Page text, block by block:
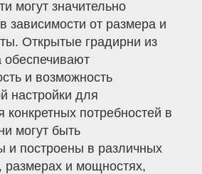
могут значительно
зависимости от размера и
Открытые градирни из
обеспечивают
и возможность
настройки для
конкретных потребностей в
могут быть
и построены в различных
размерах и мощностях,